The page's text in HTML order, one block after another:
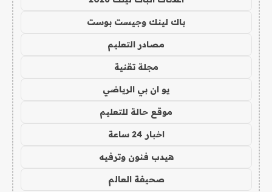
باك لينك وجيست بوست
مصادر التعليم
مجلة تقنية
يو ان بي الرياضي
موقع حالة للتعليم
اخبار 24 ساعة
هيدب فنون وترفيه
صحيفة العالم